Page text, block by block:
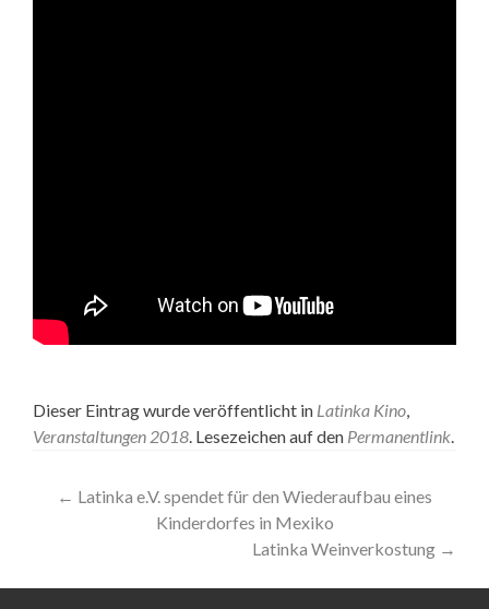
Dieser Eintrag wurde veröffentlicht in Latinka Kino,
Veranstaltungen 2018. Lesezeichen auf den Permanentlink.
Artikel-
Navigation
← Latinka e.V. spendet für den Wiederaufbau eines
Kinderdorfes in Mexiko
Latinka Weinverkostung →